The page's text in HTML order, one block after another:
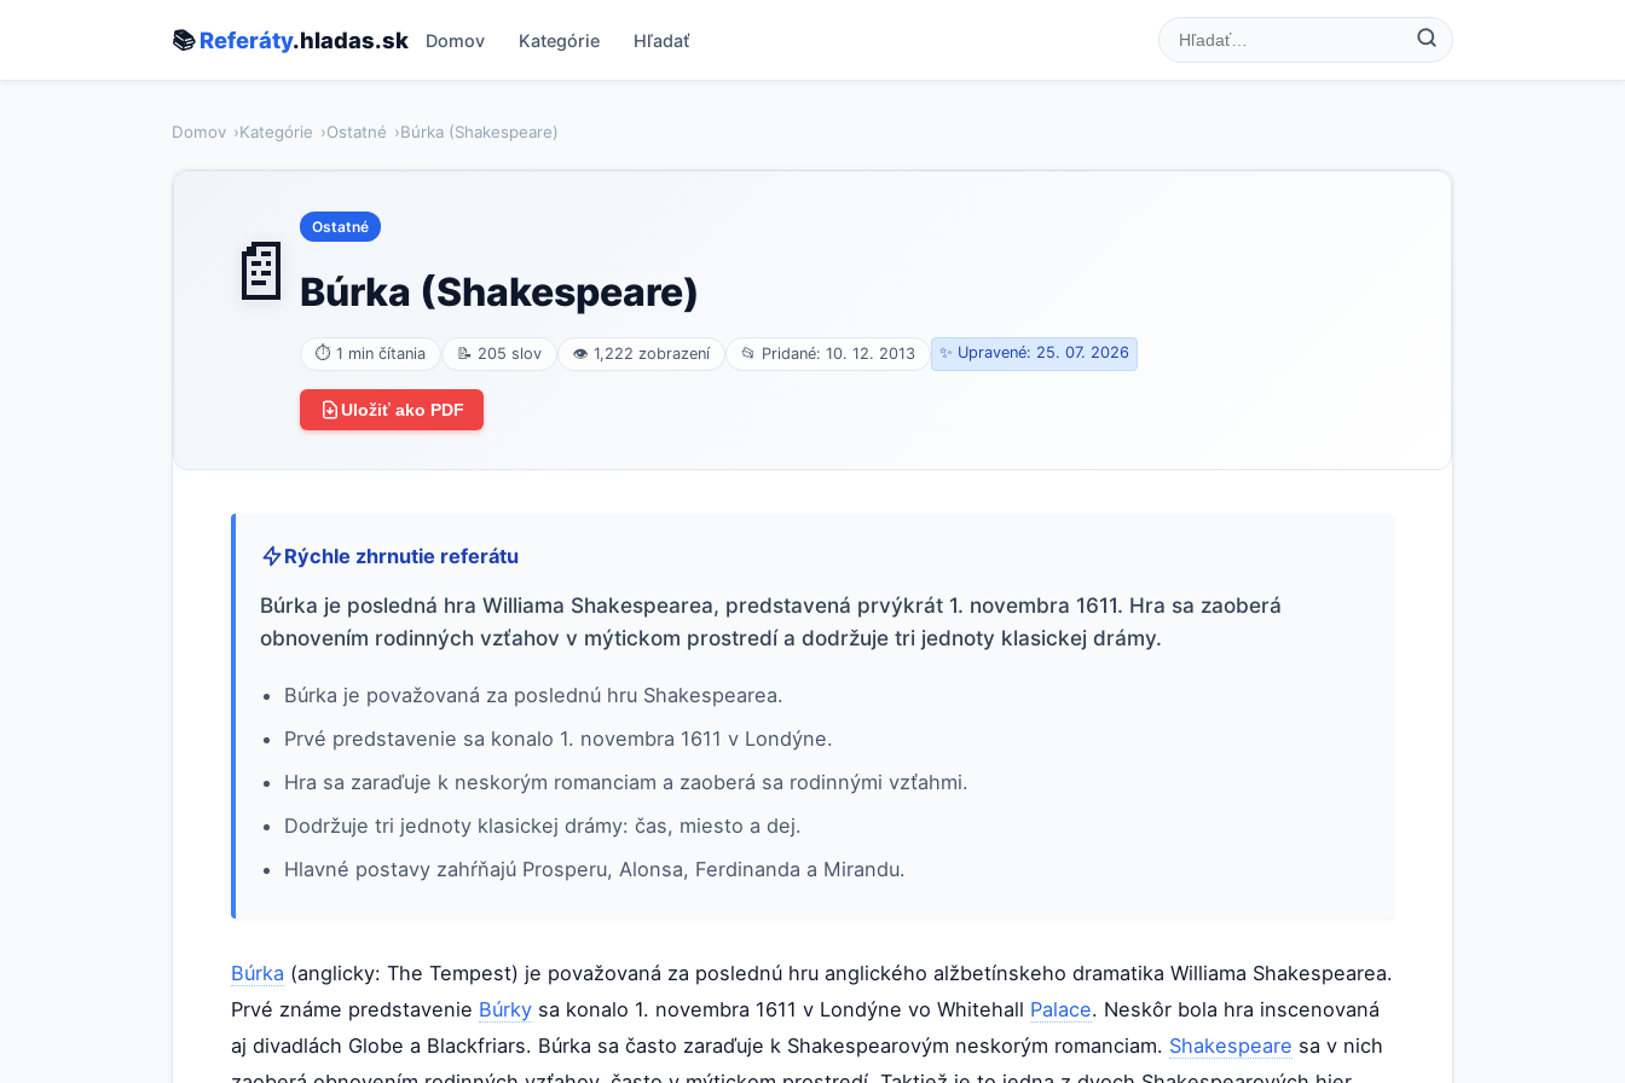
📚Referáty.hladas.sk Domov Kategórie Hľadať
Domov Kategórie Ostatné Búrka (Shakespeare)
📄 Ostatné
Búrka (Shakespeare)
⏱ 1 min čítania 📝 205 slov 👁 1,222 zobrazení 📂 Pridané: 10. 12. 2013 ✨ Upravené: 25. 07. 2026
Uložiť ako PDF
Rýchle zhrnutie referátu
Búrka je posledná hra Williama Shakespearea, predstavená prvýkrát 1. novembra 1611. Hra sa zaoberá
obnovením rodinných vzťahov v mýtickom prostredí a dodržuje tri jednoty klasickej drámy.
Búrka je považovaná za poslednú hru Shakespearea.
Prvé predstavenie sa konalo 1. novembra 1611 v Londýne.
Hra sa zaraďuje k neskorým romanciam a zaoberá sa rodinnými vzťahmi.
Dodržuje tri jednoty klasickej drámy: čas, miesto a dej.
Hlavné postavy zahŕňajú Prosperu, Alonsa, Ferdinanda a Mirandu.
Búrka (anglicky: The Tempest) je považovaná za poslednú hru anglického alžbetínskeho dramatika Williama Shakespearea.
Prvé známe predstavenie Búrky sa konalo 1. novembra 1611 v Londýne vo Whitehall Palace. Neskôr bola hra inscenovaná
aj divadlách Globe a Blackfriars. Búrka sa často zaraďuje k Shakespearovým neskorým romanciam. Shakespeare sa v nich